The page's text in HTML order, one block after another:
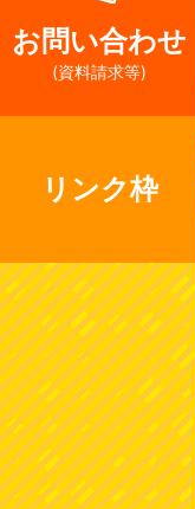
お問い合わせ
(資料請求等)
リンク枠